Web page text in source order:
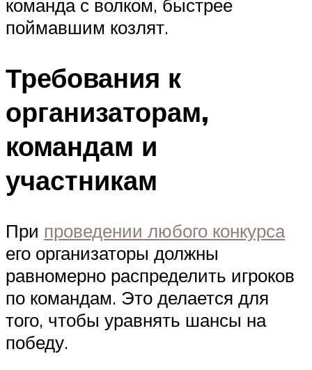
команда с волком, быстрее
поймавшим козлят.
Требования к
организаторам,
командам и
участникам
При проведении любого конкурса
его организаторы должны
равномерно распределить игроков
по командам. Это делается для
того, чтобы уравнять шансы на
победу.